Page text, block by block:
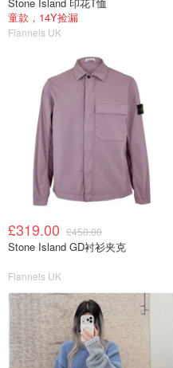
童款，14Y捡漏
Flannels UK
£319.00 £450.00
Stone Island GD衬衫夹克
Flannels UK